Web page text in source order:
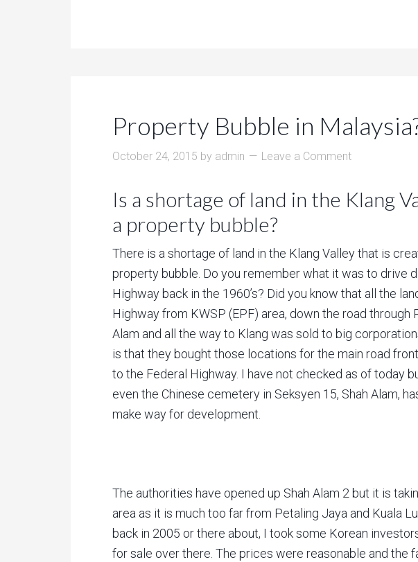
Property Bubble in
October 24, 2015 by admin Leave a Comment
Is a shortage of land in the Klang
a property bubble?
There is a shortage of land in the Klang Valley that is
property bubble. Do you remember what it was to drive
Highway back in the 1960’s? Did you know that all the
Highway from KWSP (EPF) area, down the road through
Alam and all the way to Klang was sold to big
is that they bought those locations for the main road
to the Federal Highway. I have not checked as of today
even the Chinese cemetery in Seksyen 15, Shah Alam,
make way for development.
The authorities have opened up Shah Alam 2 but it is
area as it is much too far from Petaling Jaya and Kuala
back in 2005 or there about, I took some Korean
for sale over there. The prices were reasonable and the